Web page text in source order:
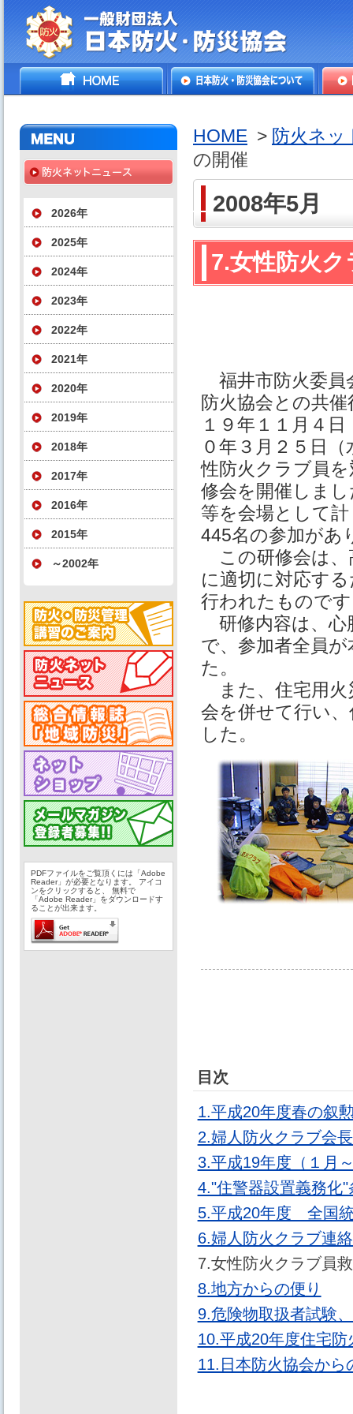
一般財団法人日本防火・防
HOME
2026年
2025年
2024年
2023年
2022年
2021年
2020年
2019年
2018年
2017年
2016年
2015年
～2002年
PDFファイルをご覧頂くには「Adobe
Reader」が必要となります。 アイコ
ンをクリックすると、 無料で
「Adobe Reader」をダウンロードす
ることが出来ます。
HOME > 防火ネッ
の開催
2008年5月
7.女性防火
福井市防火委員
防火協会との共
１９年１１月４
０年３月２５日
性防火クラブ員
修会を開催しま
等を会場として
445名の参加があ
この研修会は、
に適切に対応す
行われたもので
研修内容は、心
で、参加者全員
た。
また、住宅用火
会を併せて行い
した。
目次
1.平成20年度春の叙
2.婦人防火クラブ会
3.平成19年度（１月
4."住警器設置義務化
5.平成20年度 全国
6.婦人防火クラブ連
7.女性防火クラブ員
8.地方からの便り
9.危険物取扱者試験
10.平成20年度住宅
11.日本防火協会から